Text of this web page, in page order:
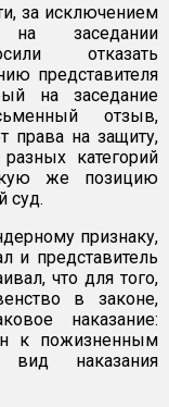
за исключением
заседании
отказать
представителя
на заседание
отзыв,
права на защиту,
категорий
же позицию
суд.
признаку,
и представитель
что для того,
в законе,
наказание:
к пожизненным
наказания